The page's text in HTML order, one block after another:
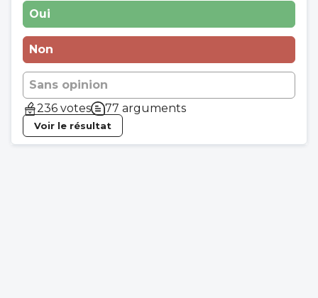
Oui
Non
Sans opinion
236 votes
77 arguments
Voir le résultat